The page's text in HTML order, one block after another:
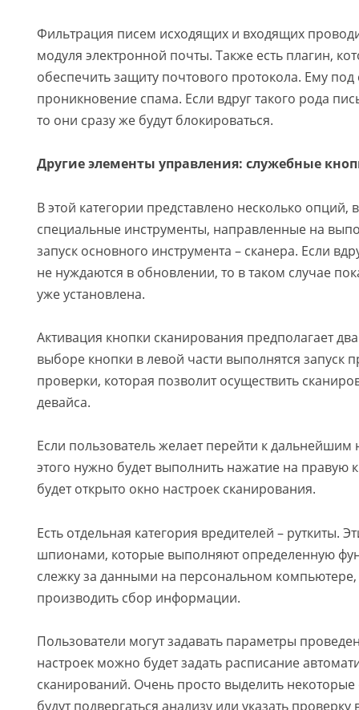
Фильтрация писем исходящих и входящих
модуля электронной почты. Также есть плагин,
обеспечить защиту почтового протокола. Ему под
проникновение спама. Если вдруг такого рода
то они сразу же будут блокироваться.
Другие элементы управления: служебные
В этой категории представлено несколько
специальные инструменты, направленные на
запуск основного инструмента – сканера. Если
не нуждаются в обновлении, то в таком случае
уже установлена.
Активация кнопки сканирования предполагает
выборе кнопки в левой части выполнятся запуск
проверки, которая позволит осуществить
девайса.
Если пользователь желает перейти к дальнейшим
этого нужно будет выполнить нажатие на правую
будет открыто окно настроек сканирования.
Есть отдельная категория вредителей – руткиты.
шпионами, которые выполняют определенную
слежку за данными на персональном компьютере,
производить сбор информации.
Пользователи могут задавать параметры
настроек можно будет задать расписание
сканирований. Очень просто выделить
будут подвергаться анализу или указать проверку